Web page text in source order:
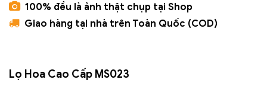
100% đều là ảnh thật chụp tại Shop
Giao hàng tại nhà trên Toàn Quốc (COD)
Lọ Hoa Cao Cấp MS023